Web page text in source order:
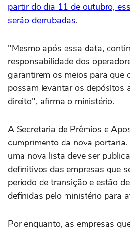
partir do dia 11 de outubro,
serão derrubadas.
"Mesmo após essa data,
responsabilidade dos
garantirem os meios para que
possam levantar os depósitos
direito", afirma o ministério.
A Secretaria de Prêmios e
cumprimento da nova
uma nova lista deve ser
definitivos das empresas que
período de transição e estão
definidas pelo ministério para
Por enquanto, as empresas